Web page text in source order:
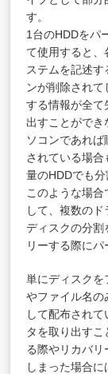
す。
1台のHDDをパ
て使用すると
ステムを記述
ンが削除され
する情報が全て
出すことがで
ソコンであれ
されている場
量のHDDでも分
このような場
して、複数の
ディスクの分
リーする際にパ
単にディスクを
やファイル名の
して配布され
タを取り出す
る際やリカバ
しまった場合